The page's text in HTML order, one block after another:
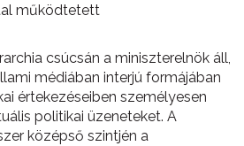
működtetett
csúcsán a miniszterelnök áll,
médiában interjú formájában
értekezéseiben személyesen
politikai üzeneteket. A
középső szintjén a